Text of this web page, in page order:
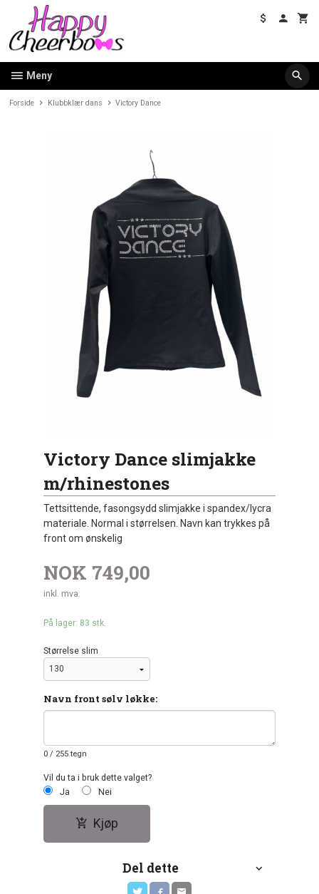
innholdet
Meny
Forside Klubbklær dans Victory Dance
Victory Dance slimjakke
m/rhinestones
Tettsittende, fasongsydd slimjakke i spandex/lycra
materiale. Normal i størrelsen. Navn kan trykkes på
front om ønskelig
NOK 749,00
inkl. mva.
På lager: 83 stk.
Størrelse slim
Navn front sølv løkke:
0 / 255 tegn
Vil du ta i bruk dette valget?
Ja
Nei
Kjøp
Del dette